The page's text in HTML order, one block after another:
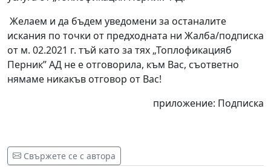
Желаем и да бъдем уведомени за останалите
искания по точки от предходната ни Жалба/подписка
от м. 02.2021 г. тъй като за тях „Топлофикацияб
Перник” АД не е отговорила, към Вас, съответно
нямаме никакъв отговор от Вас!
приложение: Подписка
Свържете се с автора